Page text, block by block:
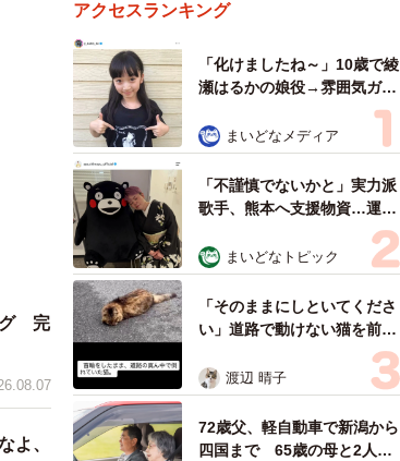
グ 完
よ、
アクセスランキング
「化けましたね～」10歳で綾
瀬はるかの娘役→雰囲気ガラ
リの18歳に成長 「メイクで
雰囲気が」「宝塚に入れそ
う」
まいどなメディア
「不謹慎でないかと」実力派
歌手、熊本へ支援物資…運搬
トラックの車体デザインにた
めらい 「痛いほど伝わる」
「行動され立派」
まいどなトピック
「そのままにしといてくださ
い」道路で動けない猫を前に
返された一言… 懸命に生き
ようとした4日間 「命の重
さはみんな同じ」保護団体代
表の訴え
渡辺 晴子
72歳父、軽自動車で新潟から
四国まで 65歳の母と2人で